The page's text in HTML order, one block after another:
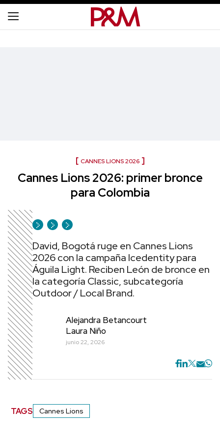
CANNES LIONS 2026
Cannes Lions 2026: primer bronce
para Colombia
David, Bogotá ruge en Cannes Lions
2026 con la campaña Icedentity para
Águila Light. Reciben León de bronce en
la categoría Classic, subcategoría
Outdoor / Local Brand.
Alejandra Betancourt
Laura Niño
junio 22, 2026
TAGS Cannes Lions